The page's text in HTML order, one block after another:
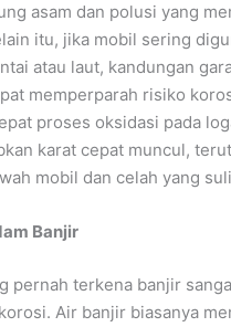
asam dan polusi yang
itu, jika mobil sering
atau laut, kandungan
memperparah risiko
proses oksidasi pada
karat cepat muncul,
mobil dan celah yang
Banjir
pernah terkena banjir
Air banjir biasanya